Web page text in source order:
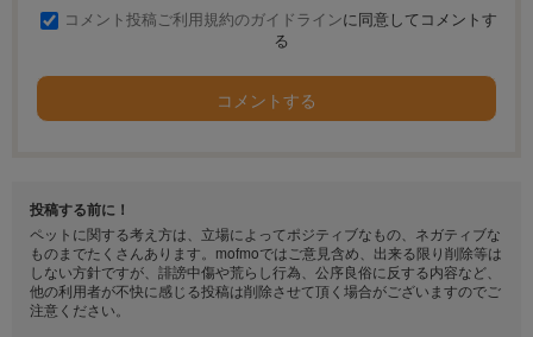
コメント投稿ご利用規約のガイドラインに同意してコメントす
る
コメントする
投稿する前に！
ペットに関する考え方は、立場によってポジティブなもの、ネガティブな
ものまでたくさんあります。mofmoではご意見含め、出来る限り削除等は
しない方針ですが、誹謗中傷や荒らし行為、公序良俗に反する内容など、
他の利用者が不快に感じる投稿は削除させて頂く場合がございますのでご
注意ください。